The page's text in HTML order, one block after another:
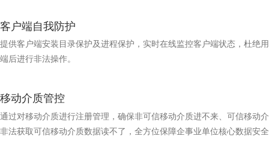
提供客户端安装目录保护及进程保护，实时在线监控客户端状态，杜绝
端后进行非法操作。
客户端自我防护
移动介质管控
通过对移动介质进行注册管理，确保非可信移动介质进不来、可信移动
非法获取可信移动介质数据读不了，全方位保障企事业单位核心数据安